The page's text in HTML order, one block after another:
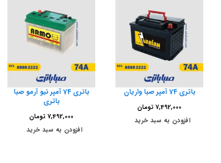
باتری 74 آمپر صبا واریان
7,492,000تومان
افزودن به سبد خرید
باتری 74 آمپر نیو آرمو صبا
باتری
7,492,000تومان
افزودن به سبد خرید